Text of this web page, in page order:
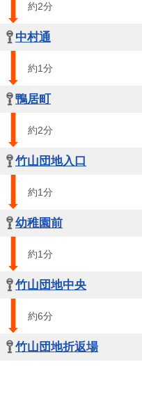
約2分
中村通
約1分
鴨居町
約2分
竹山団地入口
約1分
幼稚園前
約1分
竹山団地中央
約6分
竹山団地折返場